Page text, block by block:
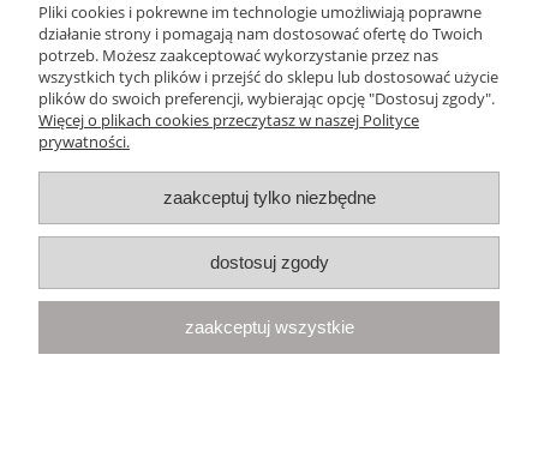
Pomoc
Moje konto
Informacje
O nas
| Olimpijska 8, 86-010 Samociążek, woj. kujawsko-
pomorskie | telefon:668 833 068, e-mail:kontakt@yourspace.pl
Pliki cookies i pokrewne im technologie umożliwiają poprawne
działanie strony i pomagają nam dostosować ofertę do Twoich
potrzeb. Możesz zaakceptować wykorzystanie przez nas
wszystkich tych plików i przejść do sklepu lub dostosować użycie
plików do swoich preferencji, wybierając opcję "Dostosuj zgody".
Więcej o plikach cookies przeczytasz w naszej Polityce
prywatności.
zaakceptuj tylko niezbędne
dostosuj zgody
zaakceptuj wszystkie